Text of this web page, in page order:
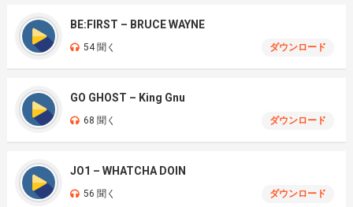
BE:FIRST – BRUCE WAYNE
54 聞く ダウンロード
GO GHOST – King Gnu
68 聞く ダウンロード
JO1 – WHATCHA DOIN
56 聞く ダウンロード